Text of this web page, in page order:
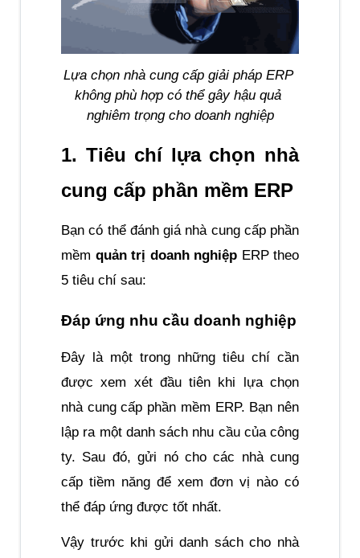
Lựa chọn nhà cung cấp giải pháp ERP
không phù hợp có thể gây hậu quả
nghiêm trọng cho doanh nghiệp
1. Tiêu chí lựa chọn nhà
cung cấp phần mềm ERP
Bạn có thể đánh giá nhà cung cấp phần
mềm quản trị doanh nghiệp ERP theo
5 tiêu chí sau:
Đáp ứng nhu cầu doanh nghiệp
Đây là một trong những tiêu chí cần
được xem xét đầu tiên khi lựa chọn
nhà cung cấp phần mềm ERP. Bạn nên
lập ra một danh sách nhu cầu của công
ty. Sau đó, gửi nó cho các nhà cung
cấp tiềm năng để xem đơn vị nào có
thể đáp ứng được tốt nhất.
Vậy trước khi gửi danh sách cho nhà